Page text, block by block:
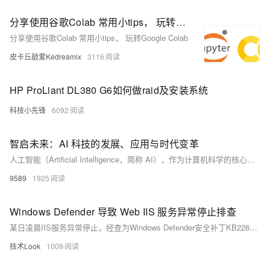
分享使用谷歌Colab 常用小tips， 玩转Google Colab
分享使用谷歌Colab 常用小tips， 玩转Google Colab
皮卡丘敲爱Kedreamix 3116
HP ProLiant DL380 G6如何做raid及安装系统
科技小先锋 6092
智启未来：AI 科技的发展、应用与时代变革
人工智能（Artificial Intelligence，简称 AI），作为计算机科学的核心分支，是一门旨在使机器模拟、延伸和扩展人类智能的技术科学。它让机器具备感知、推理、学习、决策等类人能力，打破了 “机器仅能执行固定指令” 的传统认知，成为推动新一轮科技革命和产业变革的核心驱动力。
9589 1925
Windows Defender 导致 Web IIS 服务异常停止排查
某日凌晨IIS服务异常停止，经查为Windows Defender安全补丁KB2267602触发引擎更新，导致系统资源波动，进而引发应用池回收。确认非人为操作，系统无重启。通过分析日志与监控，定位原因为Defender更新后扫描加重负载。解决方案：将IIS及.NET相关路径添加至Defender排除列表，避免业务影响。
技术Look 1009